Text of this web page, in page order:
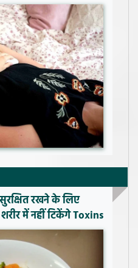
रखने के लिए
में नहीं टिकेंगे Toxins